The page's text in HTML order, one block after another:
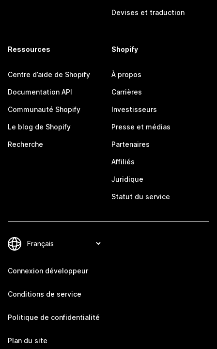
Devises et traduction
Ressources
Centre d’aide de Shopify
Documentation API
Communauté Shopify
Le blog de Shopify
Recherche
Shopify
À propos
Carrières
Investisseurs
Presse et médias
Partenaires
Affiliés
Juridique
Statut du service
Connexion développeur
Conditions de service
Politique de confidentialité
Plan du site